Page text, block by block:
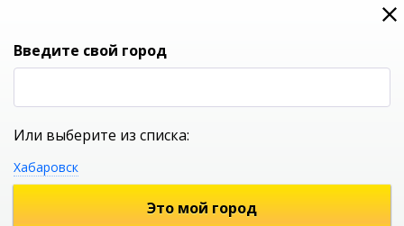
0
УНИВЕРСАЛЬНЫЙ ИНТЕРНЕТ МАГАЗИН
Введите свой город
Или выберите из списка:
Хабаровск
Это мой город